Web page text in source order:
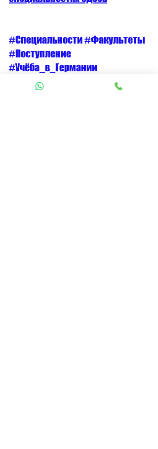
#Специальности#Факультеты
#Поступление
#Учёба_в_Германии
#УчёбавГермании